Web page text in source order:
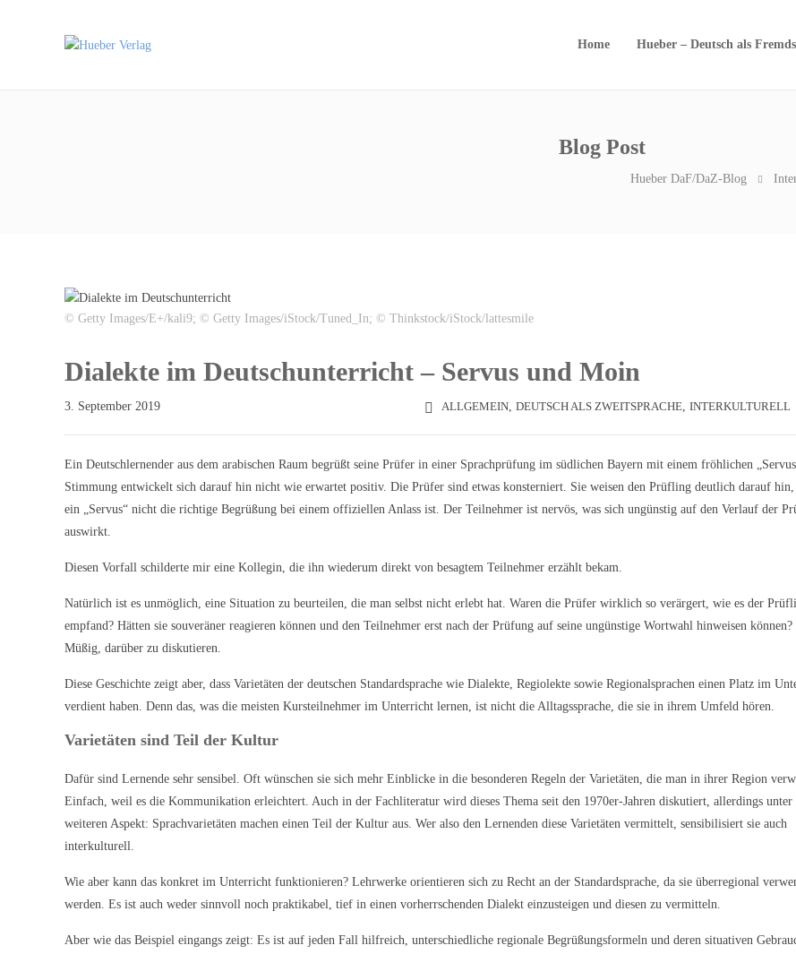
Home Hueber – Deutsch als
Blog Post
Hueber DaF/DaZ-Blog
© Getty Images/E+/kali9; © Getty Images/iStock/Tuned_In; © Thinkstock/iStock/lattesmile
Dialekte im Deutschunterricht – Servus und Moin
3. September 2019 ALLGEMEIN, DEUTSCH ALS ZWEITSPRACHE, INTERKULTURELL
Ein Deutschlernender aus dem arabischen Raum begrüßt seine Prüfer in einer Sprachprüfung im südlichen Bayern mit einem fröhlichen
Stimmung entwickelt sich darauf hin nicht wie erwartet positiv. Die Prüfer sind etwas konsterniert. Sie weisen den Prüfling deutlich darauf hin,
ein „Servus“ nicht die richtige Begrüßung bei einem offiziellen Anlass ist. Der Teilnehmer ist nervös, was sich ungünstig auf den Verlauf der
auswirkt.
Diesen Vorfall schilderte mir eine Kollegin, die ihn wiederum direkt von besagtem Teilnehmer erzählt bekam.
Natürlich ist es unmöglich, eine Situation zu beurteilen, die man selbst nicht erlebt hat. Waren die Prüfer wirklich so verärgert, wie es der
empfand? Hätten sie souveräner reagieren können und den Teilnehmer erst nach der Prüfung auf seine ungünstige Wortwahl hinweisen können?
Müßig, darüber zu diskutieren.
Diese Geschichte zeigt aber, dass Varietäten der deutschen Standardsprache wie Dialekte, Regiolekte sowie Regionalsprachen einen Platz im
verdient haben. Denn das, was die meisten Kursteilnehmer im Unterricht lernen, ist nicht die Alltagssprache, die sie in ihrem Umfeld hören.
Varietäten sind Teil der Kultur
Dafür sind Lernende sehr sensibel. Oft wünschen sie sich mehr Einblicke in die besonderen Regeln der Varietäten, die man in ihrer Region
Einfach, weil es die Kommunikation erleichtert. Auch in der Fachliteratur wird dieses Thema seit den 1970er-Jahren diskutiert, allerdings unter
weiteren Aspekt: Sprachvarietäten machen einen Teil der Kultur aus. Wer also den Lernenden diese Varietäten vermittelt, sensibilisiert sie auch
interkulturell.
Wie aber kann das konkret im Unterricht funktionieren? Lehrwerke orientieren sich zu Recht an der Standardsprache, da sie überregional
werden. Es ist auch weder sinnvoll noch praktikabel, tief in einen vorherrschenden Dialekt einzusteigen und diesen zu vermitteln.
Aber wie das Beispiel eingangs zeigt: Es ist auf jeden Fall hilfreich, unterschiedliche regionale Begrüßungsformeln und deren situativen